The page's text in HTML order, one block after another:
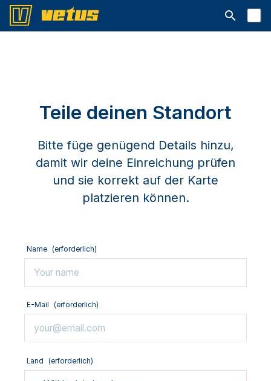
Suchleiste
Teile deinen Standort
Bitte füge genügend Details hinzu,
damit wir deine Einreichung prüfen
und sie korrekt auf der Karte
platzieren können.
Name (erforderlich)
E-Mail (erforderlich)
Land (erforderlich)